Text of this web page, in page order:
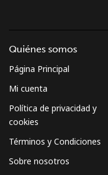
Quiénes somos
Página Principal
Mi cuenta
Política de privacidad y
cookies
Términos y Condiciones
Sobre nosotros